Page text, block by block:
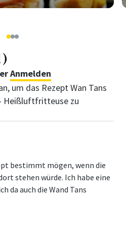
123
Anmelden
um das Rezept Wan Tans
Heißluftfritteuse zu
bestimmt mögen, wenn die
stehen würde. Ich habe eine
da auch die Wand Tans